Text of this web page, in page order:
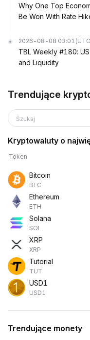
Why One Top
Be Won With Rate
2026-08-08 03:01
TBL Weekly #180:
and Liquidity
Trendujące
Szukaj
Kryptowaluty o
Token
Bitcoin
BTC
Ethereum
ETH
Solana
SOL
XRP
XRP
Tutorial
TUT
USD1
USD1
Trendujące monety